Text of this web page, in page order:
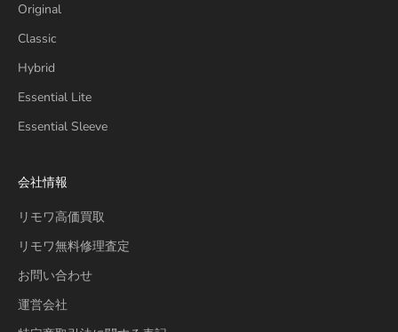
Original
Classic
Hybrid
Essential Lite
Essential Sleeve
会社情報
リモワ高価買取
リモワ無料修理査定
お問い合わせ
運営会社